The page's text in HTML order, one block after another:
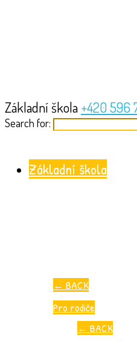
Základní škola +420 596
Search for:
Základní škola
← BACK
Pro rodiče
← BACK